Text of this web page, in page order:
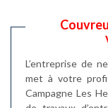
L’entreprise de
met à votre
Campagne Les